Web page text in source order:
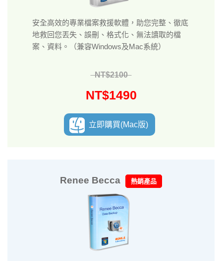
安全高效的專業檔案救援軟體，助您完整、徹底
地救回您丟失、誤刪、格式化、無法讀取的檔
案、資料。（兼容Windows及Mac系統）
NT$2100
NT$1490
立即購買(Mac版)
Renee Becca 熱銷產品